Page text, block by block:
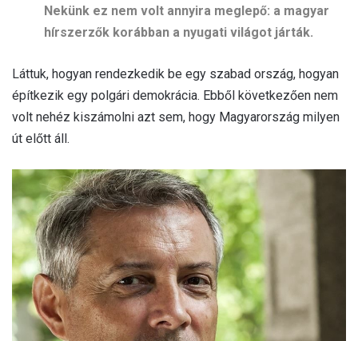
Nekünk ez nem volt annyira meglepő: a magyar
hírszerzők korábban a nyugati világot járták.
Láttuk, hogyan rendezkedik be egy szabad ország, hogyan
építkezik egy polgári demokrácia. Ebből következően nem
volt nehéz kiszámolni azt sem, hogy Magyarország milyen
út előtt áll.